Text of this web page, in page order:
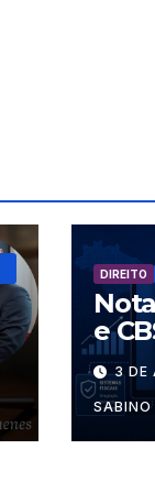
DIREITO
e
a 3 DE
SABINO